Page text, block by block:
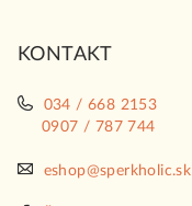
KONTAKT
034 / 668 2153
0907 / 787 744
eshop@sperkholic.sk